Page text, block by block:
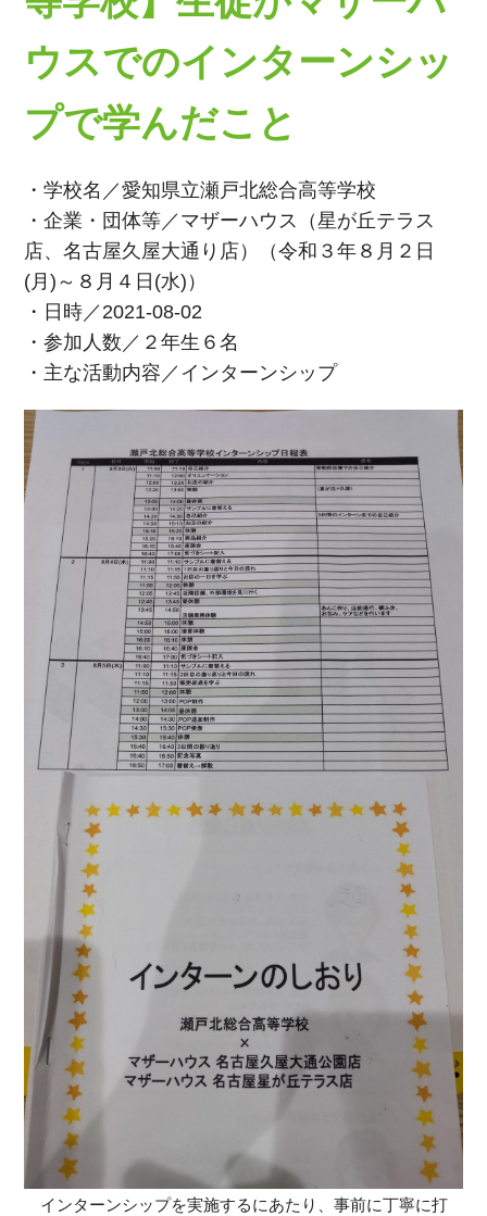
ウスでのインターンシッ
プで学んだこと
・学校名／愛知県立瀬戸北総合高等学校
・企業・団体等／マザーハウス（星が丘テラス
店、名古屋久屋大通り店）（令和３年８月２日
(月)～８月４日(水)）
・日時／2021-08-02
・参加人数／２年生６名
・主な活動内容／インターンシップ
インターンシップを実施するにあたり、事前に丁寧に打